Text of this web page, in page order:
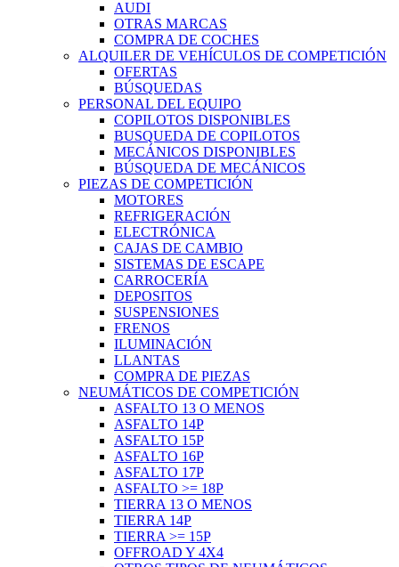
AUDI
OTRAS MARCAS
COMPRA DE COCHES
ALQUILER DE VEHÍCULOS DE COMPETICIÓN
OFERTAS
BÚSQUEDAS
PERSONAL DEL EQUIPO
COPILOTOS DISPONIBLES
BUSQUEDA DE COPILOTOS
MECÁNICOS DISPONIBLES
BÚSQUEDA DE MECÁNICOS
PIEZAS DE COMPETICIÓN
MOTORES
REFRIGERACIÓN
ELECTRÓNICA
CAJAS DE CAMBIO
SISTEMAS DE ESCAPE
CARROCERÍA
DEPOSITOS
SUSPENSIONES
FRENOS
ILUMINACIÓN
LLANTAS
COMPRA DE PIEZAS
NEUMÁTICOS DE COMPETICIÓN
ASFALTO 13 O MENOS
ASFALTO 14P
ASFALTO 15P
ASFALTO 16P
ASFALTO 17P
ASFALTO >= 18P
TIERRA 13 O MENOS
TIERRA 14P
TIERRA >= 15P
OFFROAD Y 4X4